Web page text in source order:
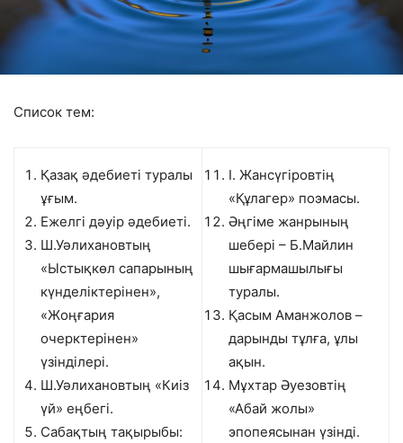
Список тем:
Қазақ әдебиеті туралы
ұғым.
Ежелгі дәуір әдебиеті.
Ш.Уәлихановтың
«Ыстықкөл сапарының
күнделіктерінен»,
«Жоңғария
очерктерінен»
үзінділері.
Ш.Уәлихановтың «Киіз
үй» еңбегі.
Сабақтың тақырыбы:
І. Жансүгіровтің
«Құлагер» поэмасы.
Әңгіме жанрының
шебері – Б.Майлин
шығармашылығы
туралы.
Қасым Аманжолов –
дарынды тұлға, ұлы
ақын.
Мұхтар Әуезовтің
«Абай жолы»
эпопеясынан үзінді.